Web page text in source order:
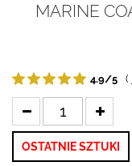
MARINE
4.9/5 (
OSTATNIE SZTUKI